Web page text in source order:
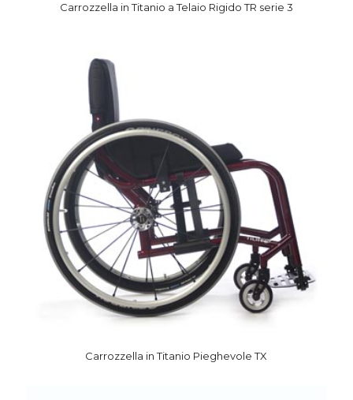
Carrozzella in Titanio a Telaio Rigido TR serie 3
Carrozzella in Titanio Pieghevole TX